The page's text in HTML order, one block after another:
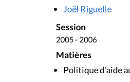
Joël Riguelle
Session
2005 - 2006
Matières
Politique d'aide